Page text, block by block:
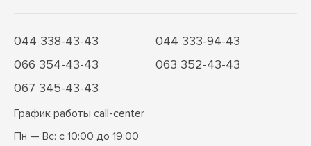
044 338-43-43
044 333-94-43
066 354-43-43
063 352-43-43
067 345-43-43
График работы call-center
Пн — Вс: с 10:00 до 19:00